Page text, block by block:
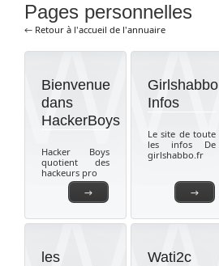
Pages personnelles
← Retour à l'accueil de l'annuaire
→
Bienvenue
dans
HackerBoys
Hacker Boys
quotient des
hackeurs pro
→
Girlshabbo
Infos
Le site de toute
les infos De
girlshabbo.fr
les
Wati2c